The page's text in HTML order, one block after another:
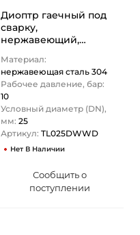
Диоптр гаечный под
сварку,
нержавеющий,
TITAN LOCK
Материал:
нержавеющая сталь 304
Рабочее давление, бар:
10
Условный диаметр (DN),
мм: 25
Артикул: TL025DWWD
Нет В Наличии
Сообщить о
поступлении